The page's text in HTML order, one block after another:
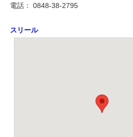
電話： 0848-38-2795
スリール